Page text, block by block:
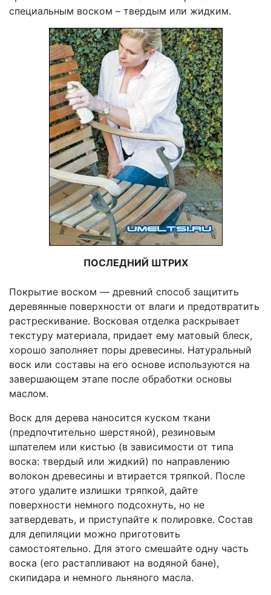
специальным воском – твердым или жидким.
ПОСЛЕДНИЙ ШТРИХ
Покрытие воском — древний способ защитить
деревянные поверхности от влаги и предотвратить
растрескивание. Восковая отделка раскрывает
текстуру материала, придает ему матовый блеск,
хорошо заполняет поры древесины. Натуральный
воск или составы на его основе используются на
завершающем этапе после обработки основы
маслом.
Воск для дерева наносится куском ткани
(предпочтительно шерстяной), резиновым
шпателем или кистью (в зависимости от типа
воска: твердый или жидкий) по направлению
волокон древесины и втирается тряпкой. После
этого удалите излишки тряпкой, дайте
поверхности немного подсохнуть, но не
затвердевать, и приступайте к полировке. Состав
для депиляции можно приготовить
самостоятельно. Для этого смешайте одну часть
воска (его растапливают на водяной бане),
скипидара и немного льняного масла.